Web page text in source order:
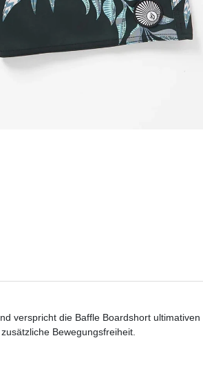
verspricht die Baffle Boardshort ultimativen
Bewegungsfreiheit.